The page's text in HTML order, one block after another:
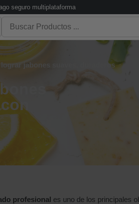
seguro multiplataforma
lograr jabones suaves, duraderos
profesional es uno de los principales